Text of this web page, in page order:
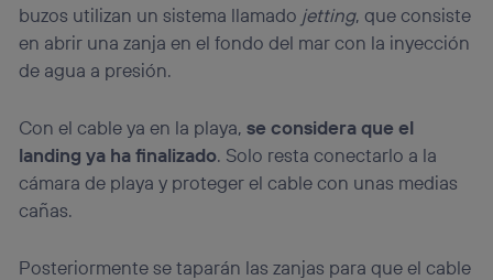
buzos utilizan un sistema llamado jetting, que consiste
en abrir una zanja en el fondo del mar con la inyección
de agua a presión.
Con el cable ya en la playa,se considera que el
landing ya ha finalizado. Solo resta conectarlo a la
cámara de playa y proteger el cable con unas medias
cañas.
Posteriormente se taparán las zanjas para que el cable